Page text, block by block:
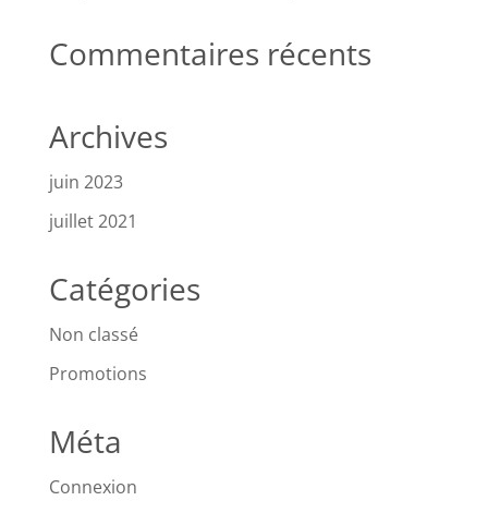
Commentaires récents
Archives
juin 2023
juillet 2021
Catégories
Non classé
Promotions
Méta
Connexion